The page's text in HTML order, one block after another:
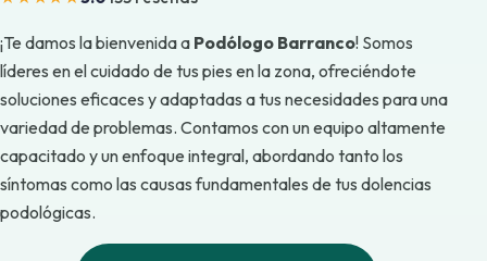
¡Te damos la bienvenida a Podólogo Barranco! Somos
líderes en el cuidado de tus pies en la zona, ofreciéndote
soluciones eficaces y adaptadas a tus necesidades para una
variedad de problemas. Contamos con un equipo altamente
capacitado y un enfoque integral, abordando tanto los
síntomas como las causas fundamentales de tus dolencias
podológicas.